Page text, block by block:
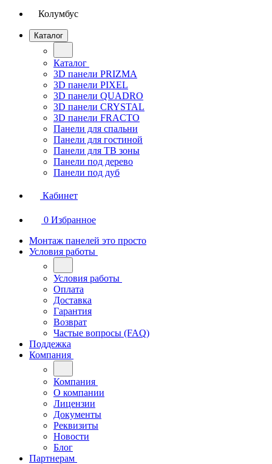
Колумбус
Каталог
Каталог
3D панели PRIZMA
3D панели PIXEL
3D панели QUADRO
3D панели CRYSTAL
3D панели FRACTO
Панели для спальни
Панели для гостиной
Панели для ТВ зоны
Панели под дерево
Панели под дуб
Кабинет
0 Избранное
Монтаж панелей это просто
Условия работы
Условия работы
Оплата
Доставка
Гарантия
Возврат
Частые вопросы (FAQ)
Поддежка
Компания
Компания
О компании
Лицензии
Документы
Реквизиты
Новости
Блог
Партнерам